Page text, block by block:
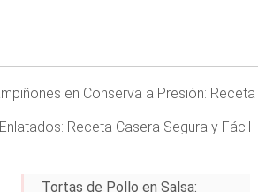
en Conserva a Presión:
Receta Casera Segura y Fácil
Tortas de Pollo en Salsa: